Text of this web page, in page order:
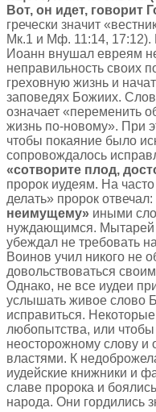
Вот, он идет, говорит
гречески значит
Мк.1 и Мф. 11:14,
Иоанн внушал евреям
неправильность своих
греховную жизнь и
заповедях Божиих.
означает «переменить
жизнь по-новому». При
чтобы покаяние было
сопровождалось
«сотворите плод,
пророк иудеям. На
делать» пророк отвечал:
неимущему» иными
нуждающимся. Мытарей
убеждал не требовать
Воинов учил никого не
довольствоваться
Однако, не все иудеи
услышать живое слово
исправиться.
любопытства, или чтобы
неосторожному слову и
властями. К
иудейские книжники и
славе пророка и
народа. Они гордились